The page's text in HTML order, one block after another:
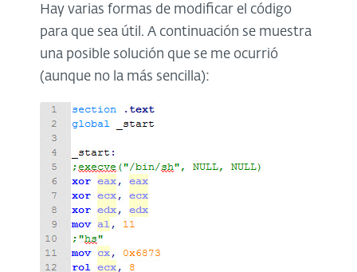
Hay varias formas de modificar el código
para que sea útil. A continuación se muestra
una posible solución que se me ocurrió
(aunque no la más sencilla):